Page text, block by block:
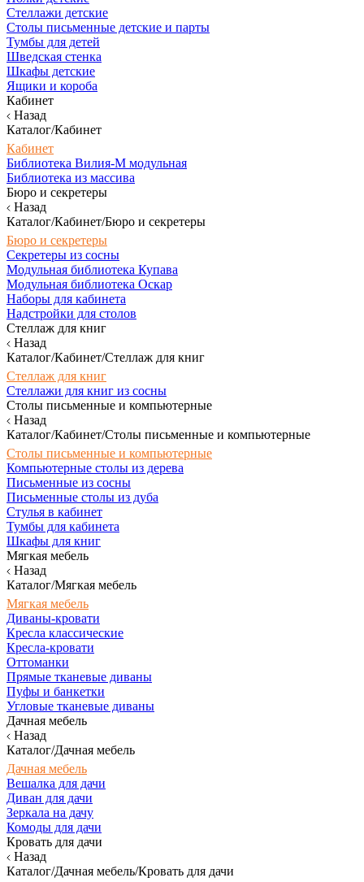
Стеллажи детские
Столы письменные детские и парты
Тумбы для детей
Шведская стенка
Шкафы детские
Ящики и короба
Кабинет
Назад
Каталог/Кабинет
Кабинет
Библиотека Вилия-М модульная
Библиотека из массива
Бюро и секретеры
Назад
Каталог/Кабинет/Бюро и секретеры
Бюро и секретеры
Секретеры из сосны
Модульная библиотека Купава
Модульная библиотека Оскар
Наборы для кабинета
Надстройки для столов
Стеллаж для книг
Назад
Каталог/Кабинет/Стеллаж для книг
Стеллаж для книг
Стеллажи для книг из сосны
Столы письменные и компьютерные
Назад
Каталог/Кабинет/Столы письменные и компьютерные
Столы письменные и компьютерные
Компьютерные столы из дерева
Письменные из сосны
Письменные столы из дуба
Стулья в кабинет
Тумбы для кабинета
Шкафы для книг
Мягкая мебель
Назад
Каталог/Мягкая мебель
Мягкая мебель
Диваны-кровати
Кресла классические
Кресла-кровати
Оттоманки
Прямые тканевые диваны
Пуфы и банкетки
Угловые тканевые диваны
Дачная мебель
Назад
Каталог/Дачная мебель
Дачная мебель
Вешалка для дачи
Диван для дачи
Зеркала на дачу
Комоды для дачи
Кровать для дачи
Назад
Каталог/Дачная мебель/Кровать для дачи